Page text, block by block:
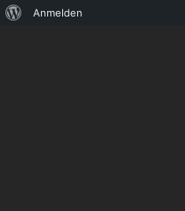
Über
Anmelden